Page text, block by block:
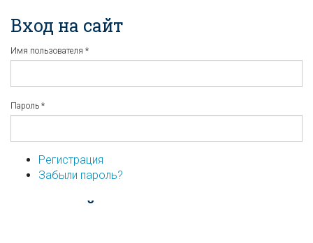
Вход на сайт
Имя пользователя *
Пароль *
Регистрация
Забыли пароль?
...или войдите используя